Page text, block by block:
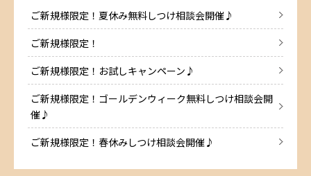
ご新規様限定！夏休み無料しつけ相談会開催♪
ご新規様限定！
ご新規様限定！お試しキャンペーン♪
ご新規様限定！ゴールデンウィーク無料しつけ相談会開
催♪
ご新規様限定！春休みしつけ相談会開催♪